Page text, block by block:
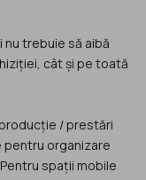
trebuie să aibă
cât și pe toată
/ prestări
pentru organizare
spații mobile